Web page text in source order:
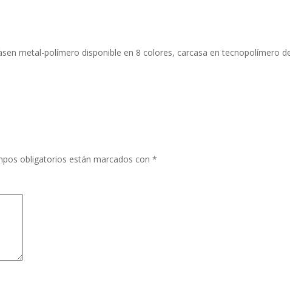
metal-polímero disponible en 8 colores, carcasa en tecnopolímero
obligatorios están marcados con *